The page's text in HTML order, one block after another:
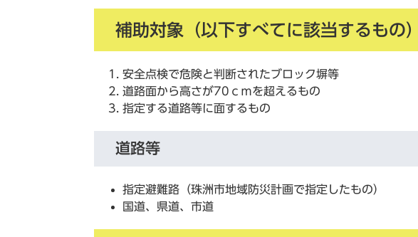
補助対象（以下すべてに該当するもの）
安全点検で危険と判断されたブロック塀等
道路面から高さが70ｃｍを超えるもの
指定する道路等に面するもの
道路等
指定避難路（珠洲市地域防災計画で指定したもの）
国道、県道、市道